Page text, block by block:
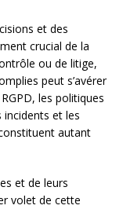
et des
crucial de la
ou de litige,
peut s’avérer
les politiques
et les
autant
et de leurs
volet de cette